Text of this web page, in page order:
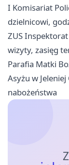
I Komisariat
dzielnicowi,
ZUS
wizyty, zasięg
Parafia Matki
Asyżu w
nabożeństwa